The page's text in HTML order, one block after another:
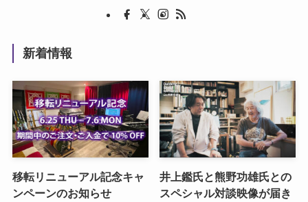
新着情報
移転リニューアル記念キャ
ンペーンのお知らせ
井上鑑氏と熊野功雄氏との
スペシャル対談映像が届き